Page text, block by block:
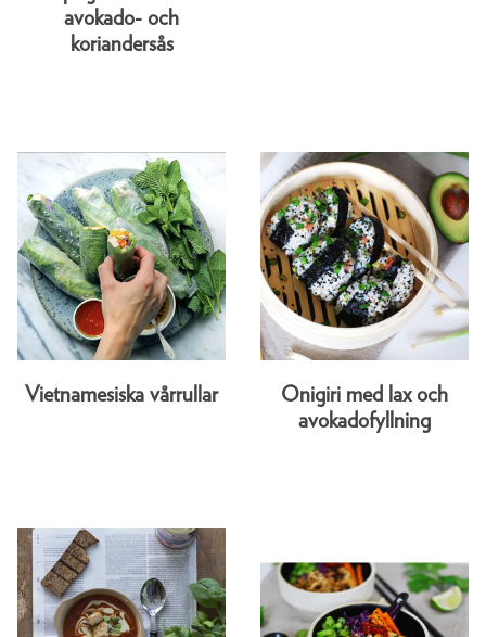
avokado- och
koriandersås
Vietnamesiska vårrullar
Onigiri med lax och
avokadofyllning